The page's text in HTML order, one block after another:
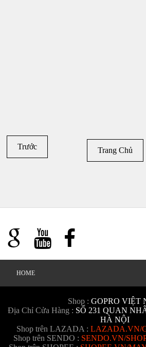
Trước Trang Chủ
HOME
Shop : GOPRO VIỆT
Địa Chỉ Cửa Hàng : SỐ 231 QUAN
HÀ NỘI
Shop trên LAZADA : LAZADA.VN/
Shop trên SENDO : SENDO.VN/